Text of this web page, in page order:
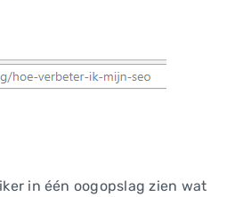
in één oogopslag zien wat